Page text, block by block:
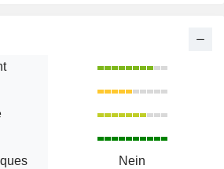
Nein